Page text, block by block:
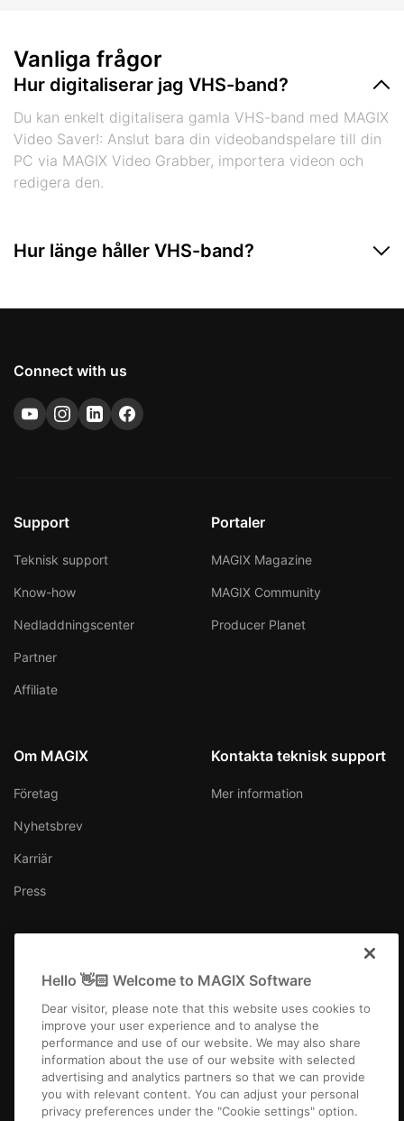
Vanliga frågor
Hur digitaliserar jag VHS-band?
Du kan enkelt digitalisera gamla VHS-band med MAGIX
Video Saver!: Anslut bara din videobandspelare till din
PC via MAGIX Video Grabber, importera videon och
redigera den.
Hur länge håller VHS-band?
Connect with us
Support
Teknisk support
Know-how
Nedladdningscenter
Partner
Affiliate
Portaler
MAGIX Magazine
MAGIX Community
Producer Planet
Om MAGIX
Företag
Nyhetsbrev
Karriär
Press
Kontakta teknisk support
Mer information
Företagsfakta Allmänna affärsvillkor Tävlingsvillkor
Privacy
Hello 👋🏻 Welcome to MAGIX Software
Dear visitor, please note that this website uses cookies to
improve your user experience and to analyse the
performance and use of our website. We may also share
information about the use of our website with selected
advertising and analytics partners so that we can provide
you with relevant content. You can adjust your personal
privacy preferences under the "Cookie settings" option.